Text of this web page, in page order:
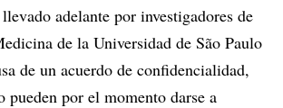
adelante por investigadores de
de la Universidad de São Paulo
de un acuerdo de confidencialidad,
pueden por el momento darse a